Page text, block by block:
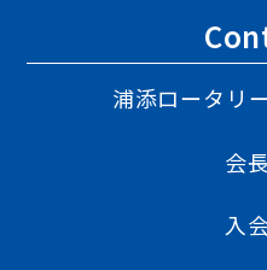
浦添ロータリ
会
入